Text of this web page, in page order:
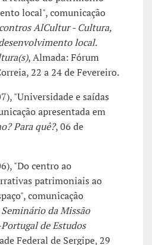
local", comunicação
AlCultur - Cultura,
local.
, Almada: Fórum
22 a 24 de Fevereiro.
"Universidade e saídas
apresentada em
Para quê?, 06 de
"Do centro ao
patrimoniais ao
comunicação
da Missão
de Estudos
Federal de Sergipe, 29